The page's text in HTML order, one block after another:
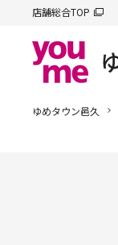
店舗総合TOP
ゆめタウン邑久